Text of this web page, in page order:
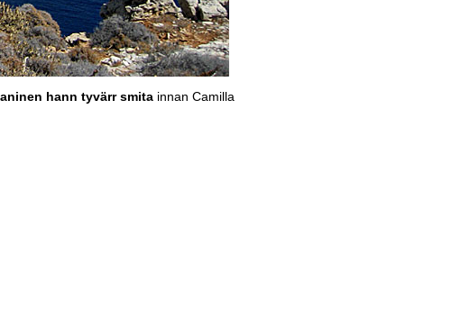
hann tyvärr smitainnan Camilla